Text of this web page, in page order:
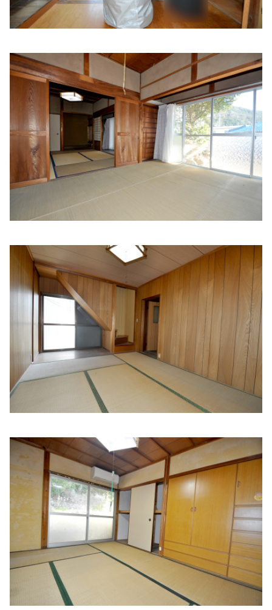
西脇市多可郡医師会（一般社団法人）
住所: 兵庫県西脇市下戸田１２８−１ マップで見る
住所:
兵庫県西脇市野村町１３２６−２ マップで見る
藤田小児科医院
住所:
兵庫県西脇市和布町 字出島１６７−２１−３１ マップ
で見る
山本耳鼻咽喉科医院
住所:
兵庫県西脇市市原町１７−１ マップで見る
西脇市立西脇病院ヘリポート
住所:兵庫県西脇市下戸田６５２−１ マップで見る
きはら心療クリニック
兵庫県西脇市小坂町１７７−１
住所:兵庫県西脇市野村町１７９５−３４１ マップで見る
・内科
住所:
兵庫県西脇市高田井町７４６−１ マップで見る